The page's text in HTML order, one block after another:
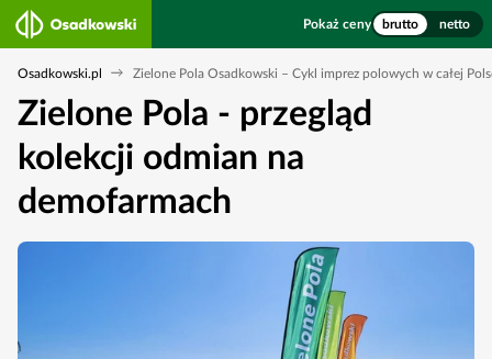
Pokaż ceny brutto netto
Osadkowski.pl Zielone Pola Osadkowski – Cykl imprez polowych w całej
Zielone Pola - przegląd
kolekcji odmian na
demofarmach